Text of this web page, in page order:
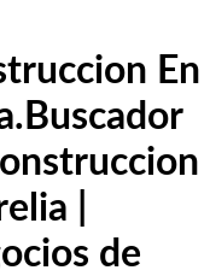
En
Buscador
|
de